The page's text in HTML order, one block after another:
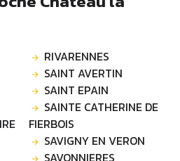
RIVARENNES
SAINT AVERTIN
SAINT EPAIN
SAINTE CATHERINE DE
FIERBOIS
SAVIGNY EN VERON
SAVONNIERES